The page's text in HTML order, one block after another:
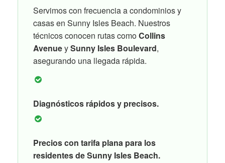
Servimos con frecuencia a condominios y
casas en Sunny Isles Beach. Nuestros
técnicos conocen rutas comoCollins
AvenueySunny Isles Boulevard,
asegurando una llegada rápida.
Diagnósticos rápidos y precisos.
Precios con tarifa plana para los
residentes de Sunny Isles Beach.